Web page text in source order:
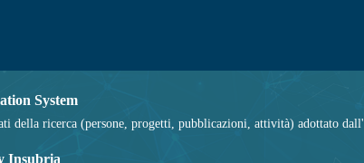
System
della ricerca (persone, progetti, pubblicazioni, attività) adottato
Insubria